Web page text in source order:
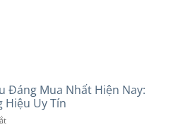
Đáng Mua Nhất Hiện Nay:
Hiệu Uy Tín
ở